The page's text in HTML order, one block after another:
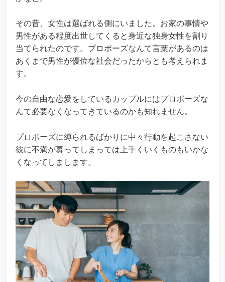
その昔、女性は選ばれる側にいました。お家の事情や
男性がある程度出世してくると身近な独身女性を割り
当てられたのです。プロポーズなんて言葉があるのは
あくまで男性が優位な社会だったからとも考えられま
す。
今の自由な恋愛をしているカップルにはプロポーズな
んて必要なくなってきているのかも知れません。
プロポーズに縛られるばかりに中々行動を起こさない
彼に不満が募ってしまっては上手くいくものもいかな
くなってしまします。